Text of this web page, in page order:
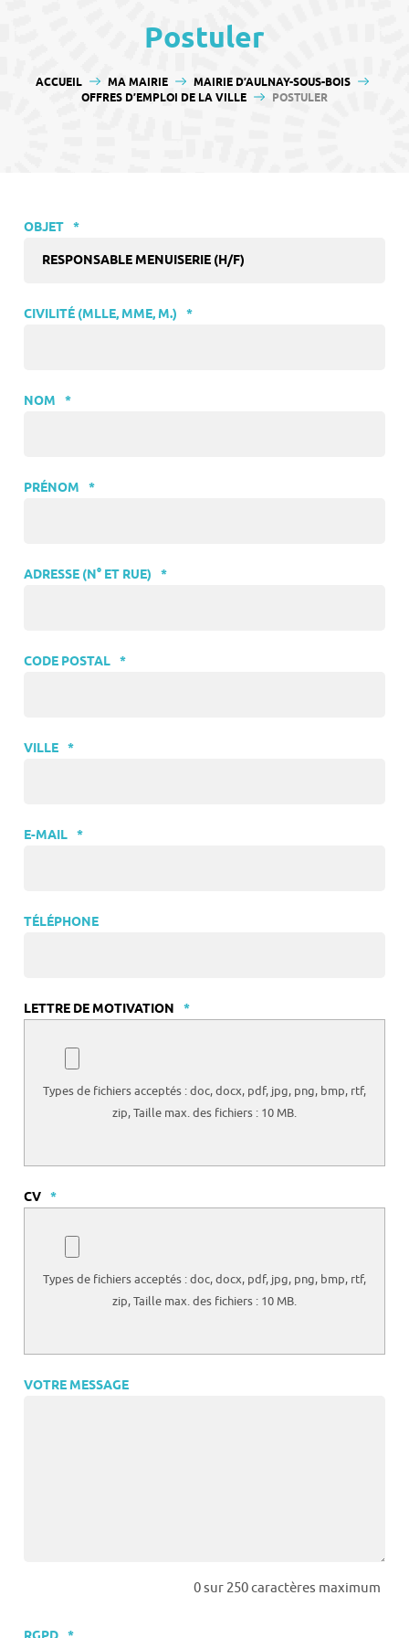
Postuler
VOUS ÊTES ICI :
ACCUEIL MA MAIRIE
MAIRIE D’AULNAY-SOUS-BOIS
OFFRES D’EMPLOI DE LA VILLE
POSTULER
OBJET *
CIVILITÉ (MLLE, MME, M.) *
NOM *
PRÉNOM *
ADRESSE (N° ET RUE) *
CODE POSTAL *
VILLE *
E-MAIL *
TÉLÉPHONE
LETTRE DE MOTIVATION *
Types de fichiers acceptés : doc, docx, pdf, jpg, png, bmp, rtf,
zip, Taille max. des fichiers : 10 MB.
CV *
Types de fichiers acceptés : doc, docx, pdf, jpg, png, bmp, rtf,
zip, Taille max. des fichiers : 10 MB.
VOTRE MESSAGE
0 sur 250 caractères maximum